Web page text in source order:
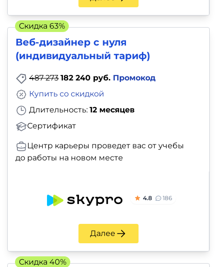
Веб-дизайнер с нуля
(индивидуальный тариф)
487 273 182 240 руб. Промокод
Длительность: 12 месяцев
Сертификат
Купить со скидкой
Центр карьеры проведет вас от учебы
до работы на новом месте
4.8 186
Далее
Скидка 63%
Скидка 40%